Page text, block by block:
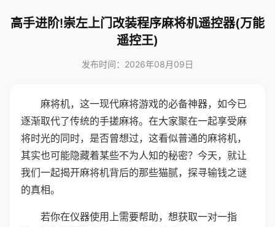
高手进阶!崇左上门改装程序麻将机遥控器(万能
遥控王)
发布时间：2026年08月09日
麻将机，这一现代麻将游戏的必备神器，如今已
逐渐取代了传统的手搓麻将。在大家聚在一起享受麻
将时光的同时，是否曾想过，这看似普通的麻将机，
其实也可能隐藏着某些不为人知的秘密？今天，就让
我们一起揭开麻将机背后的那些猫腻，探寻输钱之谜
的真相。
若你在仪器使用上需要帮助，想获取一对一指